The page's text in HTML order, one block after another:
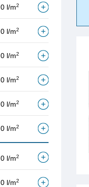
0 l/m2
0 l/m2
0 l/m2
0 l/m2
0 l/m2
0 l/m2
0 l/m2
0 l/m2